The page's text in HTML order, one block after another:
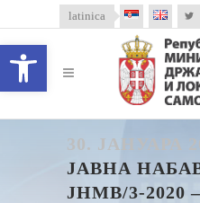
Open toolbar
latinica
30. ЈАНУАРА
ЈАВНА
ЈНМВ/3-2020